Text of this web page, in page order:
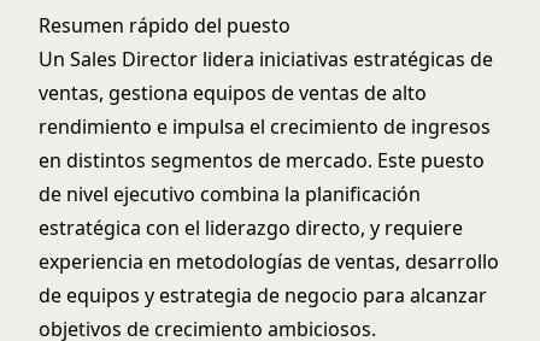
Resumen rápido del puesto
Un Sales Director lidera iniciativas estratégicas de
ventas, gestiona equipos de ventas de alto
rendimiento e impulsa el crecimiento de ingresos
en distintos segmentos de mercado. Este puesto
de nivel ejecutivo combina la planificación
estratégica con el liderazgo directo, y requiere
experiencia en metodologías de ventas, desarrollo
de equipos y estrategia de negocio para alcanzar
objetivos de crecimiento ambiciosos.